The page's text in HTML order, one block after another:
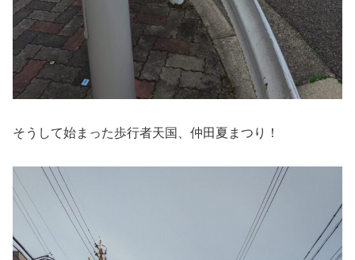
そうして始まった歩行者天国、仲田夏まつり！